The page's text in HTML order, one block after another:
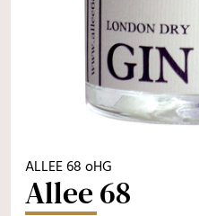
ALLEE 68 oHG
Allee 68